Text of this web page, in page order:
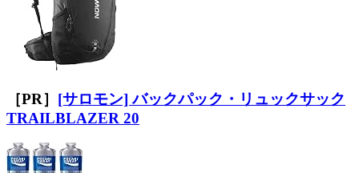
［PR］ [サロモン] バックパック・リュックサック
TRAILBLAZER 20